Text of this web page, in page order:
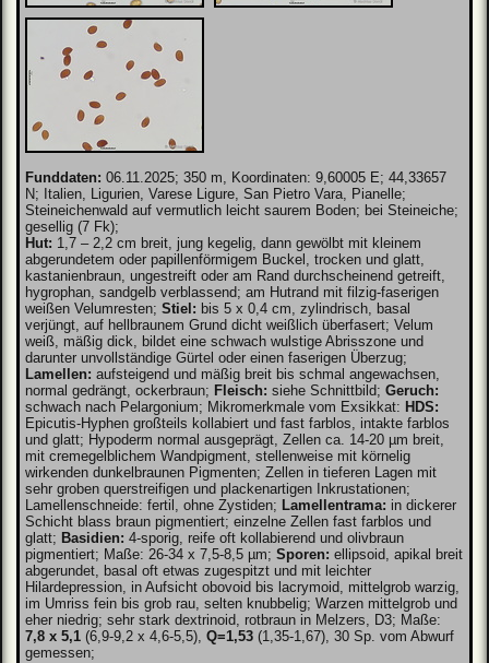
Funddaten: 06.11.2025; 350 m, Koordinaten: 9,60005 E; 44,33657
N; Italien, Ligurien, Varese Ligure, San Pietro Vara, Pianelle;
Steineichenwald auf vermutlich leicht saurem Boden; bei Steineiche;
gesellig (7 Fk);
Hut: 1,7 – 2,2 cm breit, jung kegelig, dann gewölbt mit kleinem
abgerundetem oder papillenförmigem Buckel, trocken und glatt,
kastanienbraun, ungestreift oder am Rand durchscheinend getreift,
hygrophan, sandgelb verblassend; am Hutrand mit filzig-faserigen
weißen Velumresten; Stiel: bis 5 x 0,4 cm, zylindrisch, basal
verjüngt, auf hellbraunem Grund dicht weißlich überfasert; Velum
weiß, mäßig dick, bildet eine schwach wulstige Abrisszone und
darunter unvollständige Gürtel oder einen faserigen Überzug;
Lamellen: aufsteigend und mäßig breit bis schmal angewachsen,
normal gedrängt, ockerbraun; Fleisch: siehe Schnittbild; Geruch:
schwach nach Pelargonium; Mikromerkmale vom Exsikkat: HDS:
Epicutis-Hyphen großteils kollabiert und fast farblos, intakte farblos
und glatt; Hypoderm normal ausgeprägt, Zellen ca. 14-20 µm breit,
mit cremegelblichem Wandpigment, stellenweise mit körnelig
wirkenden dunkelbraunen Pigmenten; Zellen in tieferen Lagen mit
sehr groben querstreifigen und plackenartigen Inkrustationen;
Lamellenschneide: fertil, ohne Zystiden; Lamellentrama: in dickerer
Schicht blass braun pigmentiert; einzelne Zellen fast farblos und
glatt; Basidien: 4-sporig, reife oft kollabierend und olivbraun
pigmentiert; Maße: 26-34 x 7,5-8,5 µm; Sporen: ellipsoid, apikal breit
abgerundet, basal oft etwas zugespitzt und mit leichter
Hilardepression, in Aufsicht obovoid bis lacrymoid, mittelgrob warzig,
im Umriss fein bis grob rau, selten knubbelig; Warzen mittelgrob und
eher niedrig; sehr stark dextrinoid, rotbraun in Melzers, D3; Maße:
7,8 x 5,1(6,9-9,2 x 4,6-5,5), Q=1,53(1,35-1,67), 30 Sp. vom Abwurf
gemessen;